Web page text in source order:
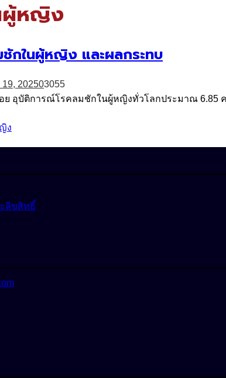
ผู้หญิง
กในผู้หญิง และผลกระทบ
19, 202503055
ย อุบัติการณ์โรคลมชักในผู้หญิงทั่วโลกประมาณ 6.85
ง
ลิขสิทธิ์